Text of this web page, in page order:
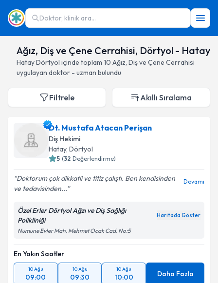
Doktor, klinik ara...
Ağız, Diş ve Çene Cerrahisi, Dörtyol - Hatay
HatayDörtyol içinde toplam 10 Ağız, Diş ve Çene Cerrahisi
uygulayan doktor - uzman bulundu
Filtrele Akıllı Sıralama
Dt. Mustafa Atacan Perişan
Diş Hekimi
Hatay, Dörtyol
5 (32 Değerlendirme)
Doktorum çok dikkatli ve titiz çalıştı. Ben kendisinden
ve tedavisinden...
Devamı
Özel Erler Dörtyol Ağzı ve Diş Sağlığı
Polikliniği
Haritada Göster
Numune Evler Mah. Mehmet Ocak Cad. No:5
En Yakın Saatler
10 Ağu
09:00
10 Ağu
09:30
10 Ağu
10:00 Daha Fazla